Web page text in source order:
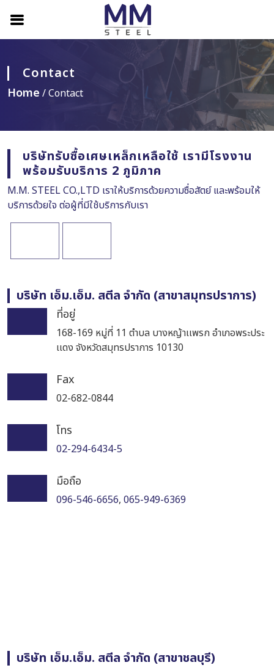
Contact
Home / Contact
บริษัทรับซื้อเศษเหล็กเหลือใช้ เรามีโรงงาน
พร้อมรับบริการ 2 ภูมิภาค
M.M. STEEL CO.,LTD เราให้บริการด้วยความซื่อสัตย์ และพร้อมให้
บริการด้วยใจ ต่อผู้ที่มีใช้บริการกับเรา
บริษัท เอ็ม.เอ็ม. สตีล จำกัด (สาขาสมุทรปราการ)
ที่อยู่
168-169 หมู่ที่ 11 ตำบล บางหญ้าเเพรก อำเภอพระประ
เเดง จังหวัดสมุทรปราการ 10130
Fax
02-682-0844
โทร
02-294-6434-5
มือถือ
096-546-6656, 065-949-6369
บริษัท เอ็ม.เอ็ม. สตีล จำกัด (สาขาชลบุรี)